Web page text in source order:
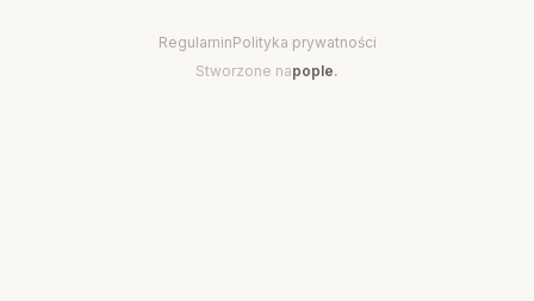
RegulaminPolityka prywatności
Stworzone napople.